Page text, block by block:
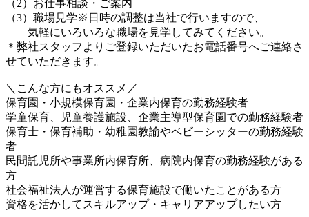
（2）お仕事相談・ご案内
（3）職場見学※日時の調整は当社で行いますので、
気軽にいろいろな職場を見学してみてください。
＊弊社スタッフよりご登録いただいたお電話番号へご連絡さ
せていただきます。
＼こんな方にもオススメ／
保育園・小規模保育園・企業内保育の勤務経験者
学童保育、児童養護施設、企業主導型保育園での勤務経験者
保育士・保育補助・幼稚園教諭やベビーシッターの勤務経験
者
民間託児所や事業所内保育所、病院内保育の勤務経験がある
方
社会福祉法人が運営する保育施設で働いたことがある方
資格を活かしてスキルアップ・キャリアアップしたい方